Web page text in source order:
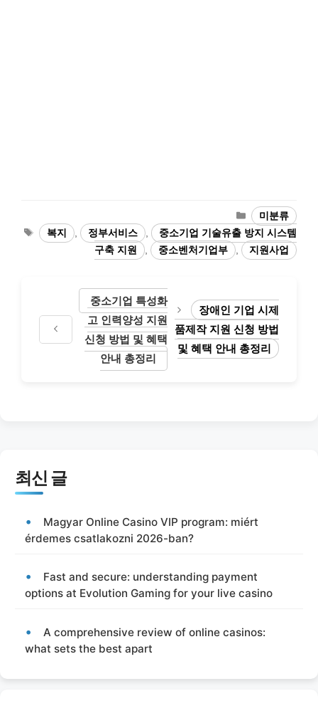
카
테
고
리
미분류
태
그
복지 정부서비스
중소기업 기술유출 방지 시스템
구축 지원
중소벤처기업부 지원사업
중소기업 특성화
고 인력양성 지원
신청 방법 및 혜택
안내 총정리
장애인 기업 시제
품제작 지원 신청 방법
및 혜택 안내 총정리
최신 글
Magyar Online Casino VIP program: miért
érdemes csatlakozni 2026-ban?
Fast and secure: understanding payment
options at Evolution Gaming for your live casino
A comprehensive review of online casinos:
what sets the best apart